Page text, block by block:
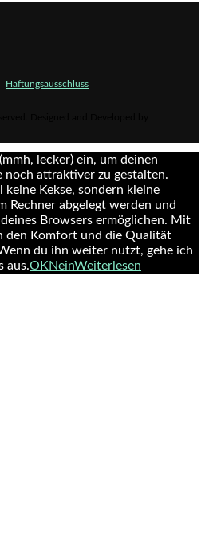
Haftungsausschluss
lecker) ein, um deinen
noch attraktiver zu gestalten.
keine Kekse, sondern kleine
Rechner abgelegt werden und
Browsers ermöglichen. Mit
den Komfort und die Qualität
du ihn weiter nutzt, gehe ich
aus.OKNeinWeiterlesen